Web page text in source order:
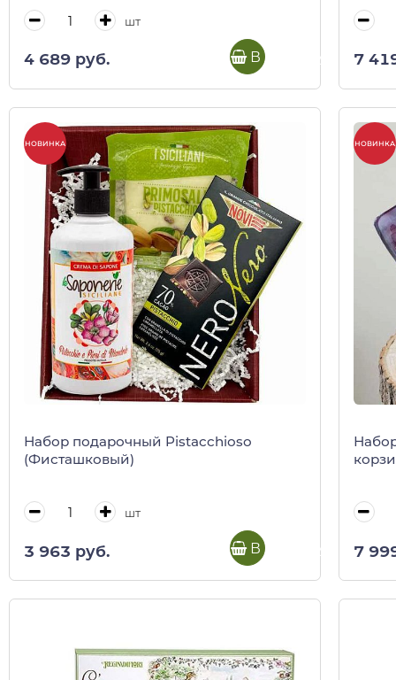
шт
4 689 руб. В корзину 7
НОВИНКА
Набор подарочный Pistacchioso
(Фисташковый)
шт
3 963 руб. В корзину
НОВИНКА
7